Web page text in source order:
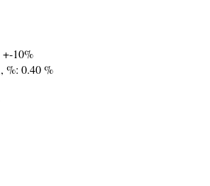
+-10%
%: 0.40 %